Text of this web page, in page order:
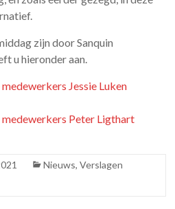
zijn door Sanquin
u hieronder aan.
Jessie Luken
Peter Ligthart
Nieuws,Verslagen